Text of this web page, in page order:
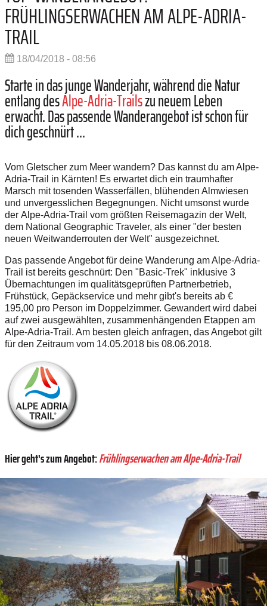
FRÜHLINGSERWACHEN AM ALPE-ADRIA-
TRAIL
18/04/2018 - 08:56
Starte in das junge Wanderjahr, während die Natur
entlang desAlpe-Adria-Trailszu neuem Leben
erwacht. Das passende Wanderangebot ist schon für
dich geschnürt ...
Vom Gletscher zum Meer wandern? Das kannst du am Alpe-
Adria-Trail in Kärnten! Es erwartet dich ein traumhafter
Marsch mit tosenden Wasserfällen, blühenden Almwiesen
und unvergesslichen Begegnungen. Nicht umsonst wurde
der Alpe-Adria-Trail vom größten Reisemagazin der Welt,
dem National Geographic Traveler, als einer "der besten
neuen Weitwanderrouten der Welt" ausgezeichnet.
Das passende Angebot für deine Wanderung am Alpe-Adria-
Trail ist bereits geschnürt: Den "Basic-Trek" inklusive 3
Übernachtungen im qualitätsgeprüften Partnerbetrieb,
Frühstück, Gepäckservice und mehr gibt's bereits ab €
195,00 pro Person im Doppelzimmer. Gewandert wird dabei
auf zwei ausgewählten, zusammenhängenden Etappen am
Alpe-Adria-Trail. Am besten gleich anfragen, das Angebot gilt
für den Zeitraum vom 14.05.2018 bis 08.06.2018.
Hier geht's zum Angebot:Frühlingserwachen am Alpe-Adria-Trail